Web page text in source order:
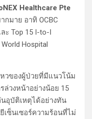
Healthcare Pte
กมาย อาทิ OCBC
ะ Top 15 I-to-I
Hospital
วของผู้ป่วยที่มีแนวโน้ม
ล่วงหน้าอย่างน้อย 15
อุบัติเหตุได้อย่างทัน
เซ็นเซอร์ความร้อนที่ไม่